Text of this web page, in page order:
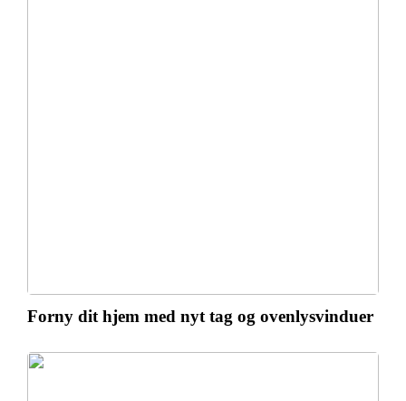
Forny dit hjem med nyt tag og ovenlysvinduer